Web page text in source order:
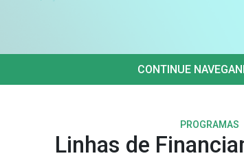
CONTINUE
PROGRAMAS
Linhas de